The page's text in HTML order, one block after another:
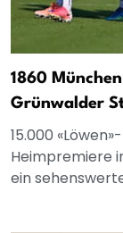
1860
Grünwalder
15.000
Heimpremiere
ein